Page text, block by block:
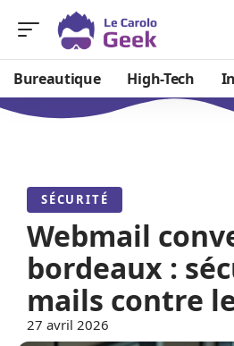
Bureautique High-Tech
SÉCURITÉ
Webmail
bordeaux :
mails contre
27 avril 2026